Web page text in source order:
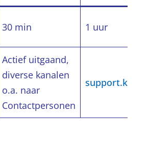
30 min 1 uur
Actief uitgaand,
diverse kanalen
o.a. naar
Contactpersonen